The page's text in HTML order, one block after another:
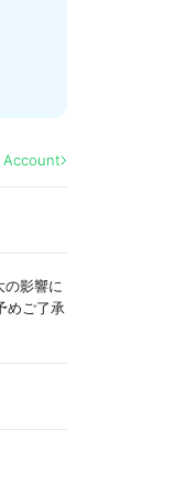
影響に
めご了承